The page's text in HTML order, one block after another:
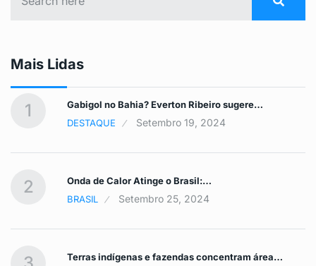
Mais Lidas
1
Gabigol no Bahia? Everton Ribeiro sugere…
DESTAQUE
Setembro 19, 2024
2
Onda de Calor Atinge o Brasil:…
BRASIL
Setembro 25, 2024
Terras indígenas e fazendas concentram área…